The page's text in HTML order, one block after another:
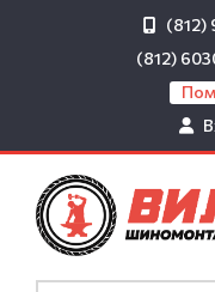
(812)
(812)